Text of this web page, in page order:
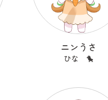
ニンうさ
ひな 🐤